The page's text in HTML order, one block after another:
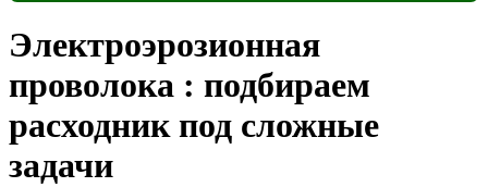
Электроэрозионная
проволока : подбираем
расходник под сложные
задачи